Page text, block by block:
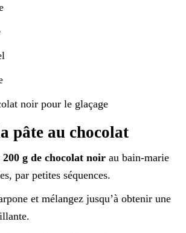
noir pour le glaçage
pâte au chocolat
200 g de chocolat noir au bain-marie
par petites séquences.
et mélangez jusqu’à obtenir une